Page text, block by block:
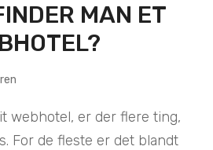
MAN ET
webhotel, er der flere ting,
For de fleste er det blandt